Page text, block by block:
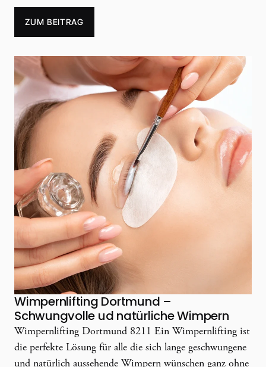
ZUM BEITRAG
Wimpernlifting Dortmund –
Schwungvolle ud natürliche Wimpern
Wimpernlifting Dortmund 8211 Ein Wimpernlifting ist
die perfekte Lösung für alle die sich lange geschwungene
und natürlich aussehende Wimpern wünschen ganz ohne